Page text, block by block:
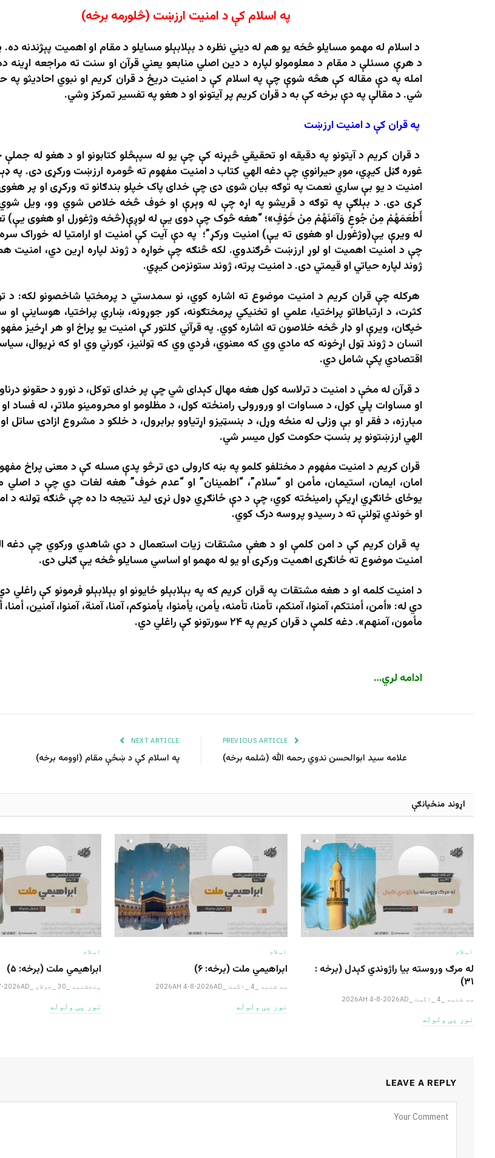
په اسلام کې د امنيت ارزښت (څلورمه برخه)
د اسلام له مهمو مسايلو څخه يو هم له ديني نظره د بېلابېلو مسايلو د مقام او اهميت پېژندنه
د هرې مسئلې د مقام د معلومولو لپاره د دین اصلي منابعو یعني قرآن او سنت ته مراجعه اړینه
امله په دې مقاله کې هڅه شوې چې په اسلام کې د امنیت دریځ د قران کریم او نبوي احادیثو په
شي. د مقالې په دې برخه کې به د قران کریم پر آیتونو او د هغو په تفسیر تمرکز وشي.
په قران کې د امنيت ارزښت
د قران کریم د آیتونو په دقیقه او تحقیقي څېړنه کې چې یو له سپېڅلو کتابونو او د هغو له جملې
غوره ګڼل کیږي، موږ حیرانوي چې دغه الهي کتاب د امنیت مفهوم ته څومره ارزښت ورکړی دی. په
امنيت د يو بې ساري نعمت په توګه بيان شوى دى چې خداى پاک خپلو بندګانو ته ورکړی او پر
کړى دى. د بېلګې په توګه د قريشو په اړه چې له وېرې او خوف څخه خلاص شوي وو، ويل
أَطْعَمَهُمْ مِنْ جُوعٍ وَآمَنَهُمْ مِنْ خَوْفٍ»؛ “هغه څوک چې دوی یې له لوږې(څخه وژغورل او هغوی يې)
له ویرې یې(وژغورل او هغوی ته يې) امنیت ورکړ”؛ په دې آیت کې امنیت او ارامتيا له خوراک
چې د امنیت اهمیت او لوړ ارزښت څرګندوي. لکه څنګه چې خواړه د ژوند لپاره اړین دي، امنیت
ژوند لپاره حیاتي او قیمتي دی. د امنیت پرته، ژوند ستونزمن کیږي.
هرکله چې قران کریم د امنیت موضوع ته اشاره کوي، نو سمدستي د پرمختیا شاخصونو لکه: د
کثرت، د ارتباطاتو پراختیا، علمي او تخنیکي پرمختګونه، کور جوړونه، ښاري پراختیا، هوساینې او
خپګان، ویرې او ډار څخه خلاصون ته اشاره کوي. په قرآني کلتور کې امنیت یو پراخ او هر اړخیز
انسان د ژوند ټول اړخونه که مادي وي که معنوي، فردي وي که ټولنیز، کورني وي او که نړیوال،
اقتصادي پکې شامل دي.
د قرآن له مخې د امنیت د ترلاسه کول هغه مهال کېدای شي چې پر خدای توکل، د نورو د حقونو
او مساوات پلي کول، د مساوات او ورورولۍ رامنځته کول، د مظلومو او محرومینو ملاتړ، له فساد
مبارزه، د فقر او بې وزلۍ له منځه وړل، د بنسټیزو اړتیاوو برابرول، د خلکو د مشروع ازادۍ ساتل
الهي ارزښتونو پر بنسټ حکومت کول میسر شي.
قران کریم د امنیت مفهوم د مختلفو کلمو په بڼه کارولی دی ترڅو پدې مسله کې د معنی پراخ
امان، ایمان، استیمان، مأمن او “سلام”، “اطمینان” او “عدم خوف” هغه لغات دي چې د اصلي
یوځای ځانګړي اړیکې رامینځته کوي، چې د دې ځانګړي ډول نړۍ لید نتیجه دا ده چې څنګه ټولنه د
او خوندي ټولنې ته د رسیدو پروسه درک کوي.
په قران کریم کې د امن کلمې او د هغې مشتقات زیات استعمال د دې شاهدي ورکوي چې دغه
امنیت موضوع ته ځانګړی اهمیت ورکړی او یو له مهمو او اساسي مسایلو څخه یې ګڼلی دی.
د امنیت کلمه او د هغه مشتقات په قران کریم که په بېلابېلو ځایونو او بېلابېلو فرمونو کې
دي له: «أمن، أمنتکم، آمنوا، آمنکم، تأمنا، تأمنه، یأمن، یأمنوا، یأمنوکم، آمنا، آمنة، آمنوا، آمنین،
مأمون، آمنهم». دغه کلمې د قران کریم په ۲۴ سورتونو کې راغلي دي.
ادامه لري…
علامه سید ابوالحسن ندوي رحمه الله (شلمه برخه)
NEXT ARTICLE
په اسلام کې د ښځې مقام (اوومه برخه)
اړوند منځپانګې
اسلام
له مرګ وروسته بیا راژوندي کېدل (برخه :
۳۱)
سه شنبه _4 _اگست _2026AH 4-8-2026AD
نور یی ولوله
اسلام
ابراهيمي ملت (برخه: ۶)
سه شنبه _4 _اگست _2026AH 4-8-2026AD
نور یی ولوله
اسلام
ابراهيمي ملت (برخه: ۵)
پنجشنبه _30 _جولای _2026AH 30-7-2026AD
نور یی ولوله
LEAVE A REPLY